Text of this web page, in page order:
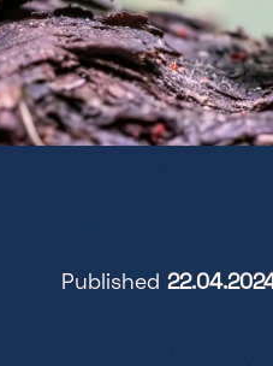
Published